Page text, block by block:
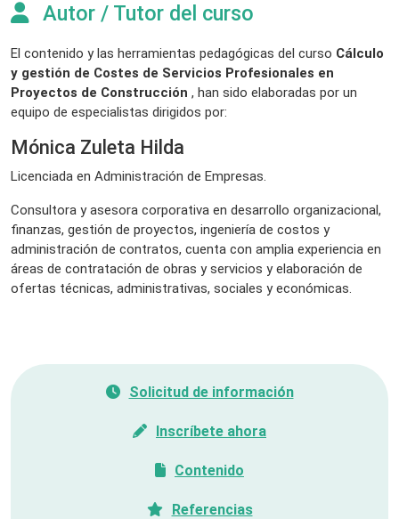
Autor / Tutor del curso
El contenido y las herramientas pedagógicas del curso Cálculo
y gestión de Costes de Servicios Profesionales en
Proyectos de Construcción , han sido elaboradas por un
equipo de especialistas dirigidos por:
Mónica Zuleta Hilda
Licenciada en Administración de Empresas.
Consultora y asesora corporativa en desarrollo organizacional,
finanzas, gestión de proyectos, ingeniería de costos y
administración de contratos, cuenta con amplia experiencia en
áreas de contratación de obras y servicios y elaboración de
ofertas técnicas, administrativas, sociales y económicas.
Solicitud de información
Inscríbete ahora
Contenido
Referencias